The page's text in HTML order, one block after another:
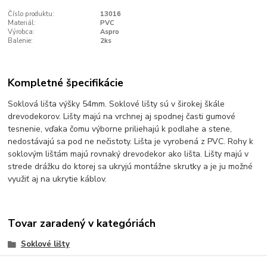
Číslo produktu:
13016
Materiál:
PVC
Výrobca:
Aspro
Balenie:
2ks
Kompletné špecifikácie
Soklová lišta výšky 54mm. Soklové lišty sú v širokej škále
drevodekorov. Lišty majú na vrchnej aj spodnej časti gumové
tesnenie, vďaka čomu výborne priliehajú k podlahe a stene,
nedostávajú sa pod ne nečistoty. Lišta je vyrobená z PVC. Rohy k
soklovým lištám majú rovnaký drevodekor ako lišta. Lišty majú v
strede drážku do ktorej sa ukryjú montážne skrutky a je ju možné
využiť aj na ukrytie káblov.
Tovar zaradený v kategóriách
Soklové lišty